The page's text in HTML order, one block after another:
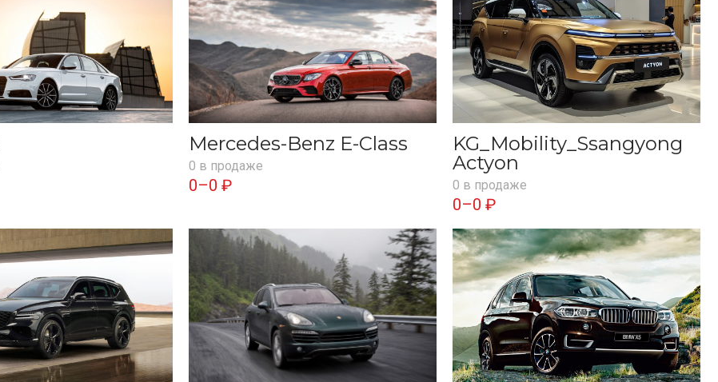
Mercedes-Benz E-Class
0 в продаже
0–0 ₽
KG_Mobility_Ssangyong
Actyon
0 в продаже
0–0 ₽